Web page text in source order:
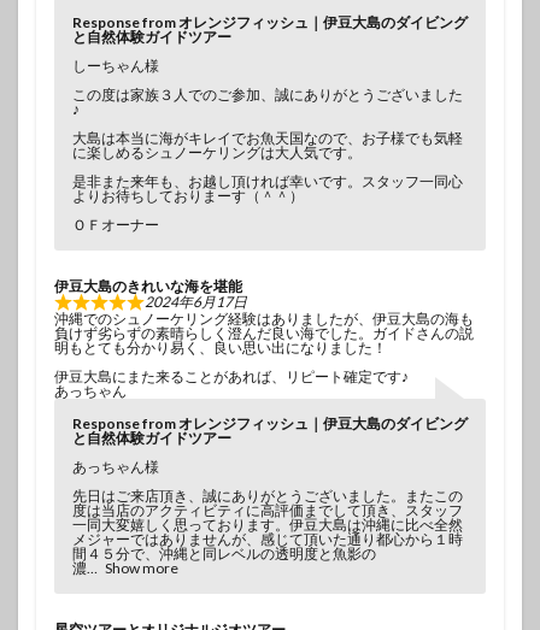
Response from オレンジフィッシュ｜伊豆大島のダイビング
と自然体験ガイドツアー
しーちゃん様
この度は家族３人でのご参加、誠にありがとうございました
♪
大島は本当に海がキレイでお魚天国なので、お子様でも気軽
に楽しめるシュノーケリングは大人気です。
是非また来年も、お越し頂ければ幸いです。スタッフ一同心
よりお待ちしておりまーす（＾＾）
ＯＦオーナー
伊豆大島のきれいな海を堪能
2024年6月17日
沖縄でのシュノーケリング経験はありましたが、伊豆大島の海も
負けず劣らずの素晴らしく澄んだ良い海でした。ガイドさんの説
明もとても分かり易く、良い思い出になりました！
伊豆大島にまた来ることがあれば、リピート確定です♪
あっちゃん
Response from オレンジフィッシュ｜伊豆大島のダイビング
と自然体験ガイドツアー
あっちゃん様
先日はご来店頂き、誠にありがとうございました。またこの
度は当店のアクティビティに高評価までして頂き、スタッフ
一同大変嬉しく思っております。伊豆大島は沖縄に比べ全然
メジャーではありませんが、感じて頂いた通り都心から１時
間４５分で、沖縄と同レベルの透明度と魚影の
濃
Show more